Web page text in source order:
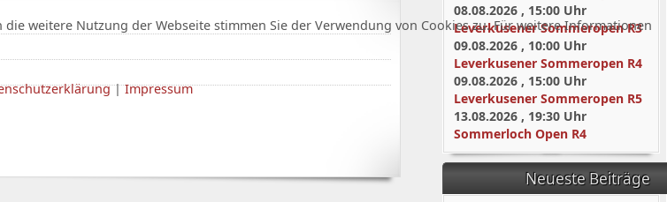
08.08.2026, 15:00Uhr
Leverkusener Sommeropen R3
09.08.2026, 10:00Uhr
Leverkusener Sommeropen R4
09.08.2026, 15:00Uhr
Leverkusener Sommeropen R5
13.08.2026, 19:30Uhr
Sommerloch Open R4
Neueste Beiträge
weitere Nutzung der Webseite stimmen Sie der Verwendung von Cookies zu. Für weitere Informationen
|Impressum